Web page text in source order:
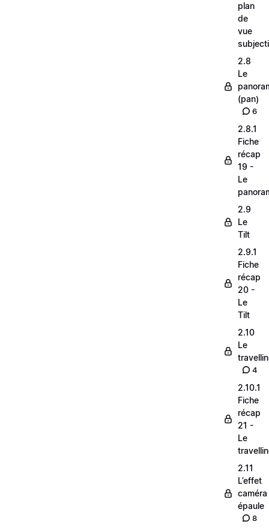
plan
de
vue
2.8
Le
(pan)
6
2.8.1
Fiche
récap
19 -
Le
2.9
Le
Tilt
2.9.1
Fiche
récap
20 -
Le
Tilt
2.10
Le
4
2.10.1
Fiche
récap
21 -
Le
2.11
L’effet
caméra
épaule
8